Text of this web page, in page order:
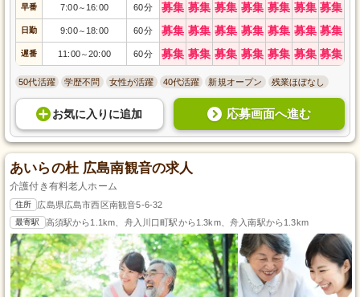
早番 7:00～ 16:00 60分 募集 募集 募集 募集 募集 募集 募集
日勤 9:00～ 18:00 60分 募集 募集 募集 募集 募集 募集 募集
遅番 11:00～20:00 60分 募集 募集 募集 募集 募集 募集 募集
50代活躍 学歴不問 女性が活躍 40代活躍 新規オープン 残業ほぼなし
お気に入り に追加 応募画面へ進む
あいらの杜 広島南観音の求人
介護付き有料老人ホーム
住所 広島県広島市西区南観音5-6-32
最寄駅 高須駅から1.1km、舟入川口町駅から1.3km、舟入南駅から1.3km